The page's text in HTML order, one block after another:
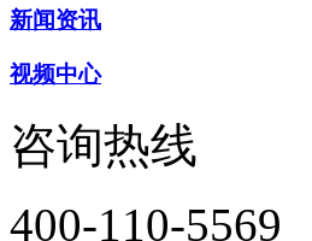
新闻资讯
视频中心
咨询热线
400-110-5569